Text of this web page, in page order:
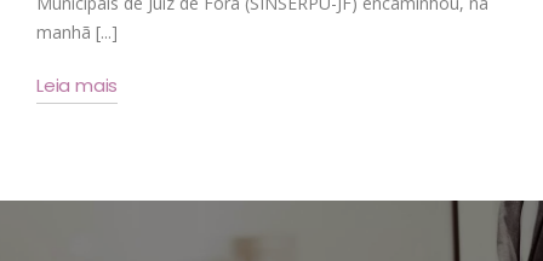
manhã [...]
Leia mais